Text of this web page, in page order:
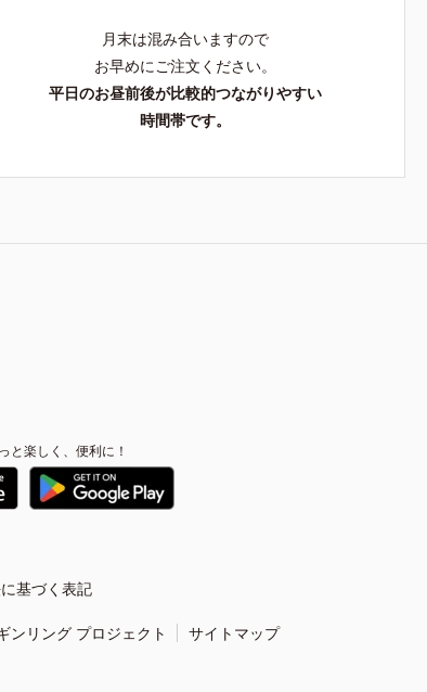
月末は混み合いますので
お早めにご注文ください。
平日のお昼前後が比較的つながりやすい
時間帯です。
と楽しく、便利に！
基づく表記
ンリング プロジェクト サイトマップ